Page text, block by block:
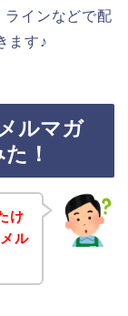
インなどで配
ます♪
ルマガ
！
け
ル